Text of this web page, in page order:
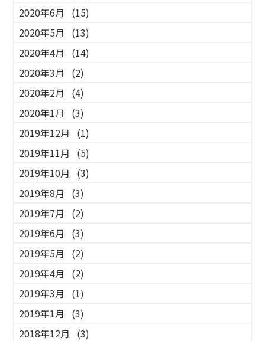
2020年6月
(15)
2020年5月
(13)
2020年4月
(14)
2020年3月
(2)
2020年2月
(4)
2020年1月
(3)
2019年12月
(1)
2019年11月
(5)
2019年10月
(3)
2019年8月
(3)
2019年7月
(2)
2019年6月
(3)
2019年5月
(2)
2019年4月
(2)
2019年3月
(1)
2019年1月
(3)
2018年12月
(3)